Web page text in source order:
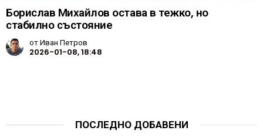
Борислав Михайлов остава в тежко, но
стабилно състояние
отИван Петров
2026-01-08, 18:48
ПОСЛЕДНО ДОБАВЕНИ